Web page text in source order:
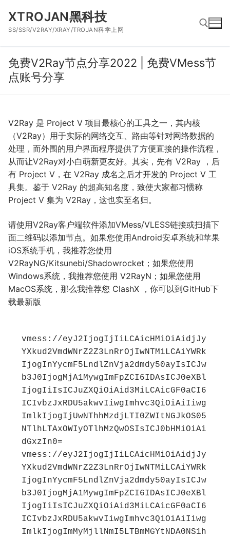
XTROJAN黑科技
SS/SSR/V2RAY/XRAY/TROJAN科学上网
搜索：
免费V2Ray节点分享2022 | 免费VMess节
点账号分享
V2Ray 是 Project V 项目最核心的工具之一，其内核
（V2Ray）用于实际的网络交互、路由等针对网络数据的
处理，而外围的用户界面程序提供了方便直接的操作流程，
从而让V2Ray对小白萌新更友好。其实，先有 V2Ray ，后
有 Project V，在 V2Ray 成名之后才开发的 Project V 工
具集。鉴于 V2Ray 的超高知名度，致使大家都习惯称
Project V 集为 V2Ray，这也实至名归。
请使用V2Ray客户端软件添加VMess/VLESS链接或扫描下
面二维码以添加节点。如果您使用Android安卓系统和苹果
iOS系统手机，我推荐您使用
V2RayNG/Kitsunebi/Shadowrocket；如果您使用
Windows系统，我推荐您使用 V2RayN；如果您使用
MacOS系统，那么我推荐您 ClashX ，你可以到GitHub下
载最新版
vmess://eyJ2IjogIjIiLCAicHMiOiAidjJy
YXkud2VmdWNrZ2Z3LnRrOjIwNTMiLCAiYWRk
IjogInYycmF5LndlZnVja2dmdy50ayIsICJw
b3J0IjogMjA1MywgImFpZCI6IDAsICJ0eXBl
IjogIiIsICJuZXQiOiAid3MiLCAicGF0aCI6
ICIvbzJxRDU5akwvIiwgImhvc3QiOiAiIiwg
ImlkIjogIjUwNThhMzdjLTI0ZWItNGJkOS05
NTlhLTAxOWIyOTlhMzQwOSIsICJ0bHMiOiAi
dGxzIn0=
vmess://eyJ2IjogIjIiLCAicHMiOiAidjJy
YXkud2VmdWNrZ2Z3LnRrOjIwNTMiLCAiYWRk
IjogInYycmF5LndlZnVja2dmdy50ayIsICJw
b3J0IjogMjA1MywgImFpZCI6IDAsICJ0eXBl
IjogIiIsICJuZXQiOiAid3MiLCAicGF0aCI6
ICIvbzJxRDU5akwvIiwgImhvc3QiOiAiIiwg
ImlkIjogImMyMjllNmI5LTBmMGYtNDA0NS1h